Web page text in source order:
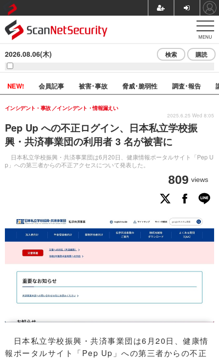
MENU
2026.08.06(木) 検索 購読
NEW! 会員記事 被害･事故 脅威･脆弱性 調査･報告
Pep Up への不正ログイン、日本私立学校振
興・共済事業団の利用者 3 名が被害に
日本私立学校振興・共済事業団は6月20日、健康情報ポータルサイト「Pep U
p」への第三者からの不正アクセスについて発表した。
インシデント・事故 インシデント・情報漏えい
809 views
2025.6.25 Wed 8:05
日本私立学校振興・共済事業団は6月20日、健康情
報ポータルサイト「Pep Up」への第三者からの不正